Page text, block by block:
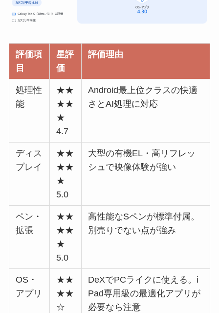
評価項
目
星評
価
評価理由
処理性
能
★★
★★
★
4.7
Android最上位クラスの快適
さとAI処理に対応
ディス
プレイ
★★
★★
★
5.0
大型の有機EL・高リフレッ
シュで映像体験が強い
ペン・
拡張
★★
★★
★
5.0
高性能なSペンが標準付属。
別売りでない点が強み
OS・
アプリ
★★
★★
☆
DeXでPCライクに使える。i
Pad専用級の最適化アプリが
必要なら注意